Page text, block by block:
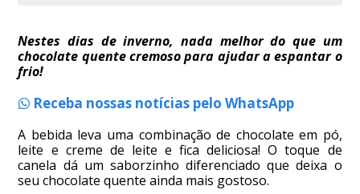
Nestes dias de inverno, nada melhor do que um
chocolate quente cremoso para ajudar a espantar o
frio!
Receba nossas notícias pelo WhatsApp
A bebida leva uma combinação de chocolate em pó,
leite e creme de leite e fica deliciosa! O toque de
canela dá um saborzinho diferenciado que deixa o
seu chocolate quente ainda mais gostoso.